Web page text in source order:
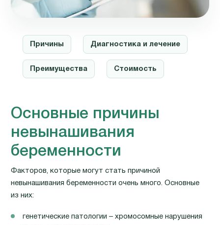
Причины Диагностика и лечение
Преимущества Стоимость
Основные причины
невынашивания
беременности
Факторов, которые могут стать причиной
невынашивания беременности очень много. Основные
из них:
генетические патологии – хромосомные нарушения